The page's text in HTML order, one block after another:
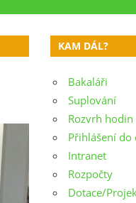
KAM DÁL?
Bakaláři
Suplování
Rozvrh hodin
Přihlášení do
Intranet
Rozpočty
Dotace/